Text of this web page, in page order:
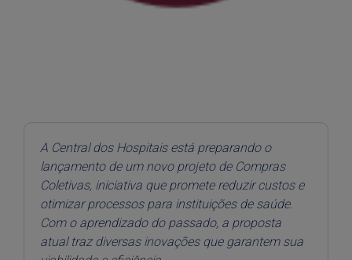
A Central dos Hospitais está preparando o
lançamento de um novo projeto de Compras
Coletivas, iniciativa que promete reduzir custos e
otimizar processos para instituições de saúde.
Com o aprendizado do passado, a proposta
atual traz diversas inovações que garantem sua